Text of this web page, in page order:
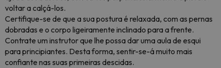
voltar a calçá-los.
Certifique-se de que a sua postura é relaxada, com as pernas
dobradas e o corpo ligeiramente inclinado para a frente.
Contrate um instrutor que lhe possa dar uma aula de esqui
para principiantes. Desta forma, sentir-se-á muito mais
confiante nas suas primeiras descidas.